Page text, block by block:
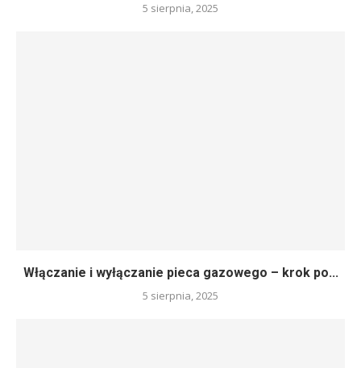
5 sierpnia, 2025
Włączanie i wyłączanie pieca gazowego – krok po...
5 sierpnia, 2025